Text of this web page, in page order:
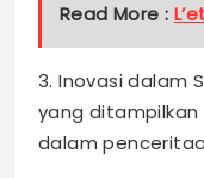
Read More :
3. Inovasi dalam
yang
dalam